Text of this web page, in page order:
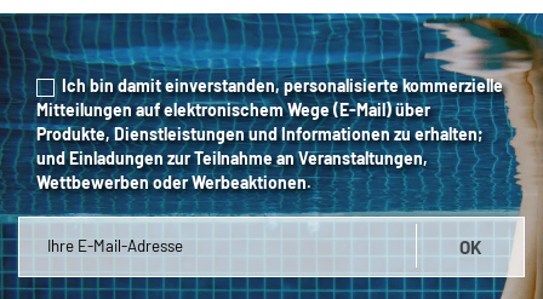
Ich bin damit einverstanden, personalisierte kommerzielle
Mitteilungen auf elektronischem Wege (E-Mail) über
Produkte, Dienstleistungen und Informationen zu erhalten;
und Einladungen zur Teilnahme an Veranstaltungen,
Wettbewerben oder Werbeaktionen.